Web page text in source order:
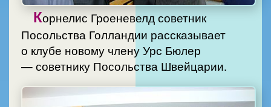
Корнелис Гроеневелд советник
Посольства Голландии рассказывает
о клубе новому члену Урс Бюлер
— советнику Посольства Швейцарии.